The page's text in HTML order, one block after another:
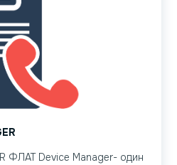
ФЛАТ Device Manager- один